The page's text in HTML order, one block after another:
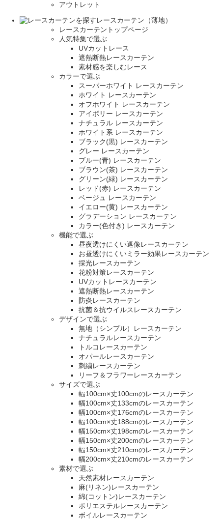
アウトレット
レースカーテン（薄地）
レースカーテントップページ
人気特集で選ぶ
UVカットレース
遮熱断熱レースカーテン
素材感を楽しむレース
カラーで選ぶ
スーパーホワイト レースカーテン
ホワイト レースカーテン
オフホワイト レースカーテン
アイボリー レースカーテン
ナチュラル レースカーテン
ホワイト系 レースカーテン
ブラック(黒) レースカーテン
グレー レースカーテン
ブルー(青) レースカーテン
ブラウン(茶) レースカーテン
グリーン(緑) レースカーテン
レッド(赤) レースカーテン
ベージュ レースカーテン
イエロー(黄) レースカーテン
グラデーション レースカーテン
カラー(色付き) レースカーテン
機能で選ぶ
昼夜透けにくい遮像レースカーテン
お昼透けにくいミラー効果レースカーテン
採光レースカーテン
花粉対策レースカーテン
UVカットレースカーテン
遮熱断熱レースカーテン
防炎レースカーテン
抗菌＆抗ウイルスレースカーテン
デザインで選ぶ
無地（シンプル）レースカーテン
ナチュラルレースカーテン
トルコレースカーテン
オパールレースカーテン
刺繍レースカーテン
リーフ＆フラワーレースカーテン
サイズで選ぶ
幅100cm×丈100cmのレースカーテン
幅100cm×丈133cmのレースカーテン
幅100cm×丈176cmのレースカーテン
幅100cm×丈188cmのレースカーテン
幅150cm×丈198cmのレースカーテン
幅150cm×丈200cmのレースカーテン
幅150cm×丈210cmのレースカーテン
幅200cm×丈210cmのレースカーテン
素材で選ぶ
天然素材レースカーテン
麻(リネン)レースカーテン
綿(コットン)レースカーテン
ポリエステルレースカーテン
ボイルレースカーテン